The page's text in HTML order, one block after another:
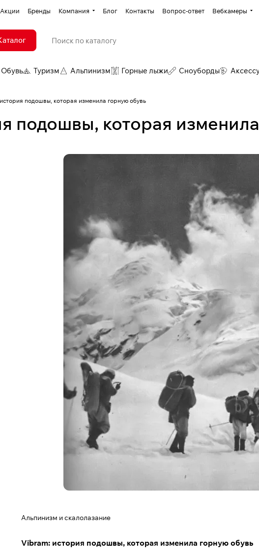
Акции Бренды Компания Блог Контакты Вопрос-ответ Вебкамеры
Обувь Туризм Альпинизм Горные лыжи Сноуборды
подошвы, которая изменила горную обувь
подошвы, которая
Альпинизм и скалолазание
Vibram: история подошвы, которая изменила горную обувь